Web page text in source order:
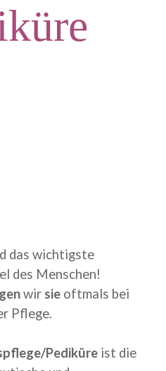
das wichtigste
des Menschen!
wir sie oftmals bei
Pflege.
Pediküre ist die